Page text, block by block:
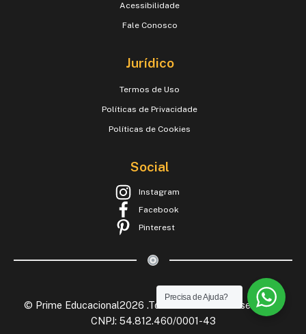
Acessibilidade
Fale Conosco
Jurídico
Termos de Uso
Políticas de Privacidade
Políticas de Cookies
Social
Instagram
Facebook
Pinterest
© Prime Educacional2026 .Todos os Direitos Reservados.
CNPJ: 54.812.460/0001-43
Precisa de Ajuda?